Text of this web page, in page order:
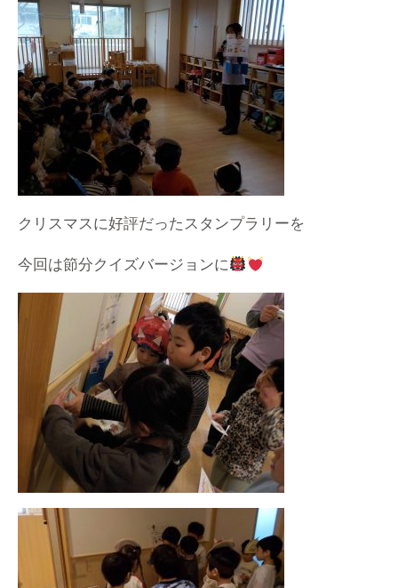
クリスマスに好評だったスタンプラリーを
今回は節分クイズバージョンに